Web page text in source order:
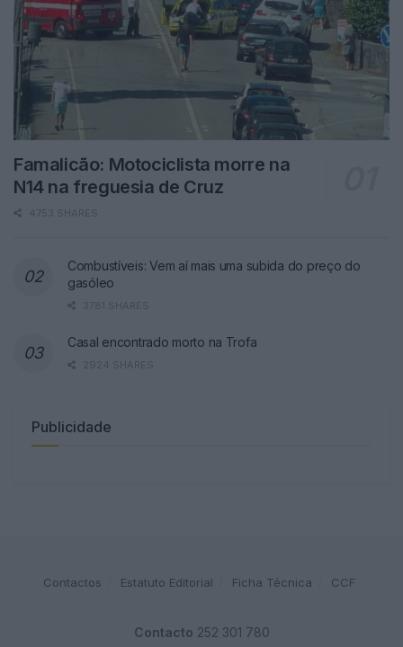
Famalicão: Motociclista morre na
N14 na freguesia de Cruz
4753 SHARES
Combustíveis: Vem aí mais uma subida do preço do
gasóleo
3781 SHARES
Casal encontrado morto na Trofa
2924 SHARES
Publicidade
Contactos Estatuto Editorial Ficha Técnica CCF
Contacto 252 301 780